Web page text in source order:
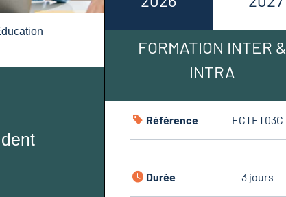
FORMATION INTER &
INTRA
Référence ECTET03C
Durée 3 jours